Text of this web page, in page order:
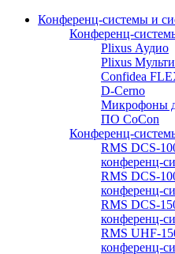
Конференц-системы и
Конференц-
Plixus Аудио
Plixus
Confidea
D-Cerno
Микрофоны
ПО CoCon
Конференц-
RMS DCS-
конференц-
RMS DCS-
конференц-
RMS DCS-
конференц-
RMS UHF-
конференц-